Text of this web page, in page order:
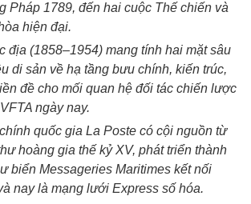
Pháp 1789, đến hai cuộc Thế chiến và
hiện đại.
địa (1858–1954) mang tính hai mặt sâu
di sản về hạ tầng bưu chính, kiến trúc,
đề cho mối quan hệ đối tác chiến lược
ngày nay.
quốc gia La Poste có cội nguồn từ
hoàng gia thế kỷ XV, phát triển thành
biển Messageries Maritimes kết nối
nay là mạng lưới Express số hóa.